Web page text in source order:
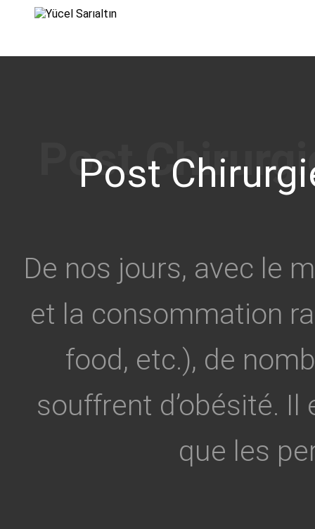
Post
De nos jours, avec le
et la consommation
food, etc.), de
souffrent d’obésité.
que les